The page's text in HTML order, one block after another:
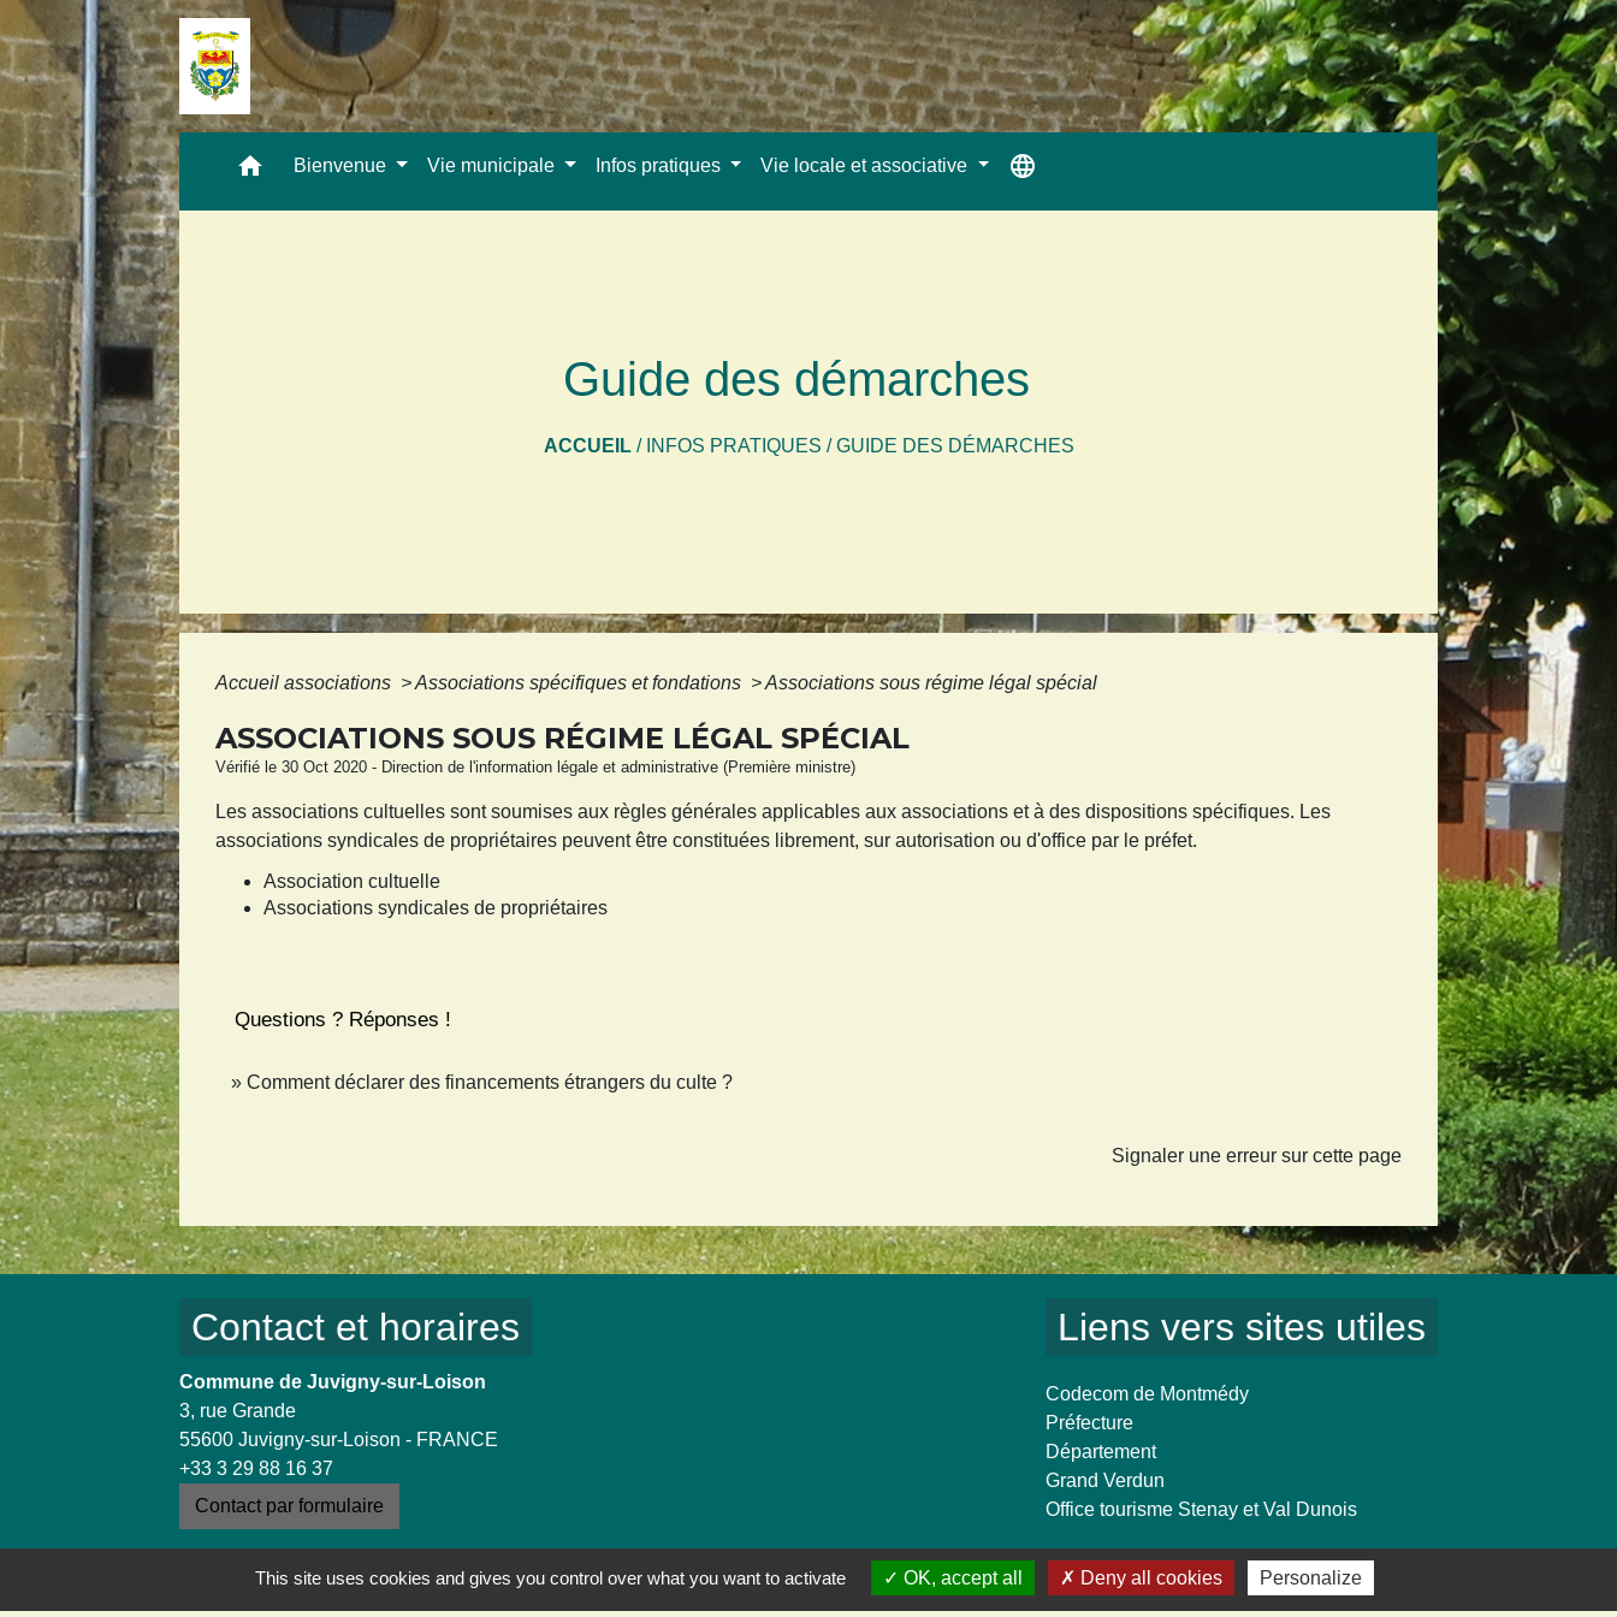
home Bienvenue Vie municipale Infos pratiques Vie locale et associative language
Guide des démarches
ACCUEIL/ INFOS PRATIQUES /GUIDE DES DÉMARCHES
Accueil associations > Associations spécifiques et fondations > Associations sous régime légal spécial
ASSOCIATIONS SOUS RÉGIME LÉGAL SPÉCIAL
Vérifié le 30 Oct 2020 - Direction de l'information légale et administrative (Première ministre)
Les associations cultuelles sont soumises aux règles générales applicables aux associations et à des dispositions spécifiques. Les
associations syndicales de propriétaires peuvent être constituées librement, sur autorisation ou d'office par le préfet.
Association cultuelle
Associations syndicales de propriétaires
Questions ? Réponses !
Comment déclarer des financements étrangers du culte ?
Signaler une erreur sur cette page
Contact et horaires
Commune de Juvigny-sur-Loison
3, rue Grande
55600 Juvigny-sur-Loison - FRANCE
+33 3 29 88 16 37
Contact par formulaire
Liens vers sites utiles
Codecom de Montmédy
Préfecture
Département
Grand Verdun
Office tourisme Stenay et Val Dunois
This site uses cookies and gives you control over what you want to activate OK, accept all Deny all cookies Personalize